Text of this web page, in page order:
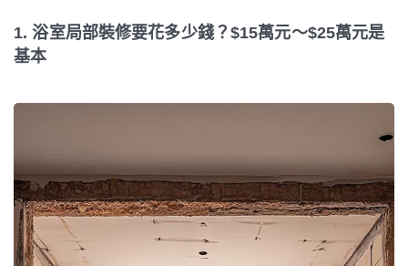
1. 浴室局部裝修要花多少錢？$15萬元～$25萬元是
基本